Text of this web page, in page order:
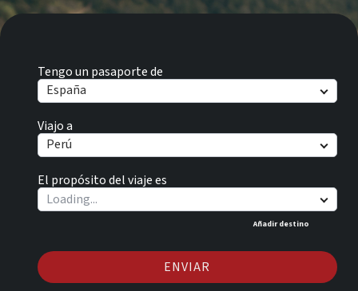
Tengo un pasaporte de
España
Viajo a
Perú
El propósito del viaje es
Añadir destino
ENVIAR